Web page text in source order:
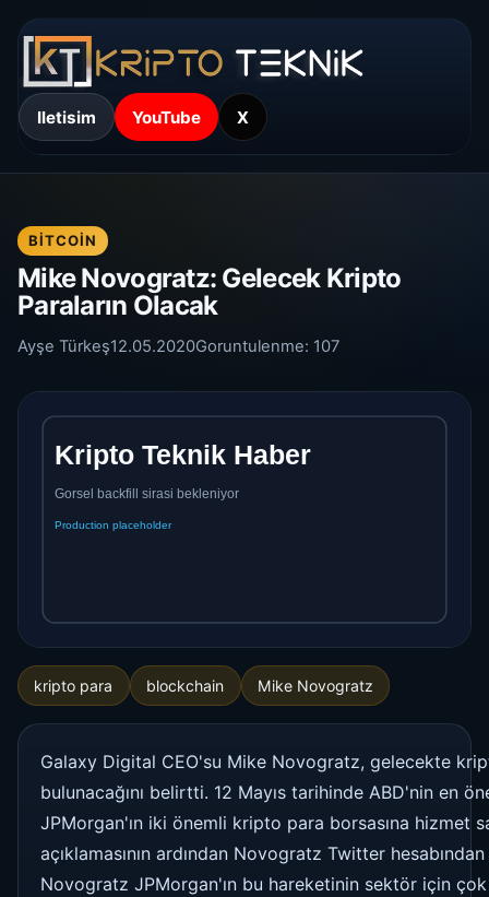
Iletisim YouTube X
BITCOIN
Mike Novogratz: Gelecek Kripto
Paraların Olacak
Ayşe Türkeş12.05.2020Goruntulenme: 107
kripto para blockchain Mike Novogratz
Galaxy Digital CEO'su Mike Novogratz, gelecekte
bulunacağını belirtti. 12 Mayıs tarihinde ABD'nin en
JPMorgan'ın iki önemli kripto para borsasına hizmet
açıklamasının ardından Novogratz Twitter
Novogratz JPMorgan'ın bu hareketinin sektör için